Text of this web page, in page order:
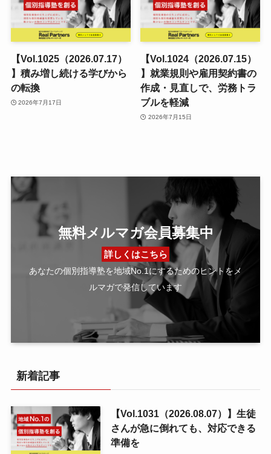
【Vol.1025（2026.07.17）
】積み増し続ける学びから
の転換
2026年7月17日
【Vol.1024（2026.07.15）
】就業規則や雇用契約書の
作成・見直しで、労務トラ
ブルを軽減
2026年7月15日
無料メルマガ会員募集中
詳しくはこちら
あなたの個別指導塾を地域No.1にするためのヒントをメ
ルマガで発信しています
新着記事
【Vol.1031（2026.08.07）】生徒
さんが急に倒れても、対応できる
準備を